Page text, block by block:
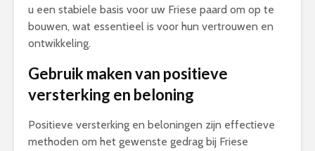
u een stabiele basis voor uw Friese paard om op te
bouwen, wat essentieel is voor hun vertrouwen en
ontwikkeling.
Gebruik maken van positieve
versterking en beloning
Positieve versterking en beloningen zijn effectieve
methoden om het gewenste gedrag bij Friese